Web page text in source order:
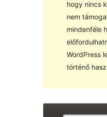
hogy nincs
nem
mindenféle
WordPress
történő